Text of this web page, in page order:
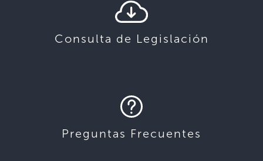
Consulta de Legislación
Preguntas Frecuentes